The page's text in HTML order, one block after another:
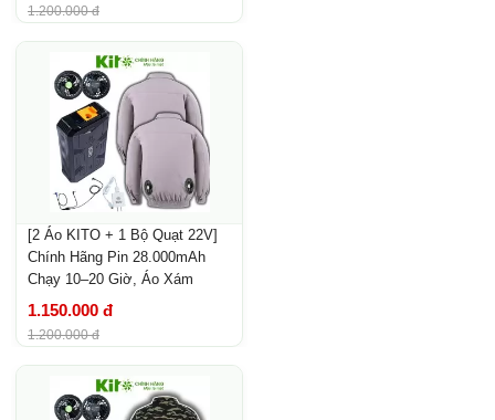
1.200.000 đ
[2 Áo KITO + 1 Bộ Quạt 22V]
Chính Hãng Pin 28.000mAh
Chạy 10–20 Giờ, Áo Xám
Không Mũ
1.150.000 đ
1.200.000 đ